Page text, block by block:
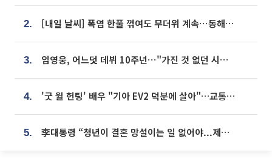
2. [내일 날씨] 폭염 한풀 꺾여도 무더위 계속⋯동해안 이틀 연속 비
3. 임영웅, 어느덧 데뷔 10주년⋯"가진 것 없던 시절, 내 앞엔 20명의 팬뿐"
4. '굿 윌 헌팅' 배우 "기아 EV2 덕분에 살아"…교통사고 후 안전성 극찬
5. 李대통령 “청년이 결혼 망설이는 일 없어야...제도상 불이익 조사”